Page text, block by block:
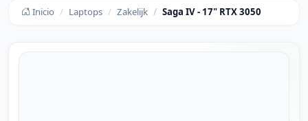
Inicio Laptops Zakelijk Saga IV - 17" RTX 3050